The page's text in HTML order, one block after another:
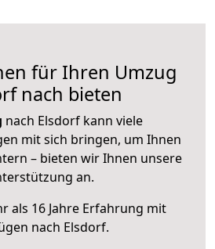
für Ihren Umzug
nach bieten
nach Elsdorf kann viele
mit sich bringen, um Ihnen
– bieten wir Ihnen unsere
an.
als 16 Jahre Erfahrung mit
nach Elsdorf.